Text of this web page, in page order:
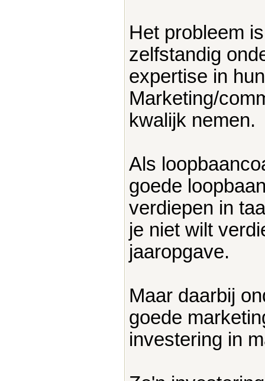
Het probleem
zelfstandig
expertise in
Marketing/
kwalijk nemen.
Als
goede
verdiepen in
je niet wilt
jaaropgave.
Maar daarbij
goede
investering in